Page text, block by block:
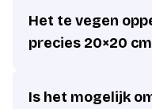
Het te vegen
precies 20×20
Is het mogelijk